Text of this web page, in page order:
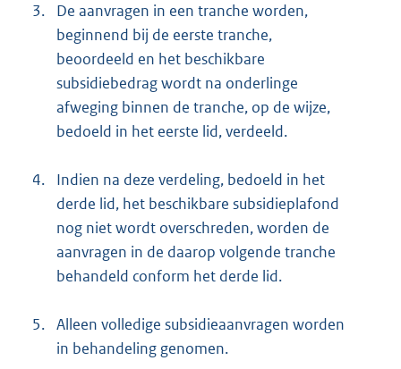
3.
De aanvragen in een tranche worden,
beginnend bij de eerste tranche,
beoordeeld en het beschikbare
subsidiebedrag wordt na onderlinge
afweging binnen de tranche, op de wijze,
bedoeld in het eerste lid, verdeeld.
4.
Indien na deze verdeling, bedoeld in het
derde lid, het beschikbare subsidieplafond
nog niet wordt overschreden, worden de
aanvragen in de daarop volgende tranche
behandeld conform het derde lid.
5. Alleen volledige subsidieaanvragen worden
in behandeling genomen.